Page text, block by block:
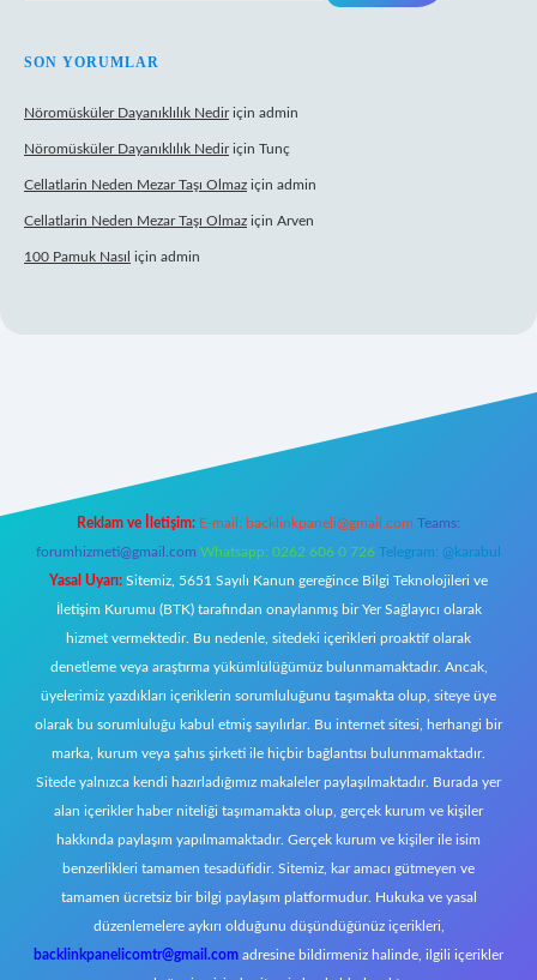
SON YORUMLAR
Nöromüsküler Dayanıklılık Nediriçin admin
Nöromüsküler Dayanıklılık Nediriçin Tunç
Cellatlarin Neden Mezar Taşı Olmaz için admin
Cellatlarin Neden Mezar Taşı Olmaz için Arven
100 Pamuk Nasıl için admin
Reklam ve İletişim: E-mail: backlinkpaneli@gmail.com Teams:
forumhizmeti@gmail.com Whatsapp: 0262 606 0 726 Telegram: @karabul
Yasal Uyarı: Sitemiz, 5651 Sayılı Kanun gereğince Bilgi Teknolojileri ve
İletişim Kurumu (BTK) tarafından onaylanmış bir Yer Sağlayıcı olarak
hizmet vermektedir. Bu nedenle, sitedeki içerikleri proaktif olarak
denetleme veya araştırma yükümlülüğümüz bulunmamaktadır. Ancak,
üyelerimiz yazdıkları içeriklerin sorumluluğunu taşımakta olup, siteye üye
olarak bu sorumluluğu kabul etmiş sayılırlar. Bu internet sitesi, herhangi bir
marka, kurum veya şahıs şirketi ile hiçbir bağlantısı bulunmamaktadır.
Sitede yalnızca kendi hazırladığımız makaleler paylaşılmaktadır. Burada yer
alan içerikler haber niteliği taşımamakta olup, gerçek kurum ve kişiler
hakkında paylaşım yapılmamaktadır. Gerçek kurum ve kişiler ile isim
benzerlikleri tamamen tesadüfidir. Sitemiz, kar amacı gütmeyen ve
tamamen ücretsiz bir bilgi paylaşım platformudur. Hukuka ve yasal
düzenlemelere aykırı olduğunu düşündüğünüz içerikleri,
backlinkpanelicomtr@gmail.com adresine bildirmeniz halinde, ilgili içerikler